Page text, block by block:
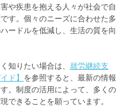
や疾患を抱える人々が社会で自
す。個々のニーズに合わせた多
ードルを低減し、生活の質を向
知りたい場合は、 就労継続支
ド】 を参照すると、最新の情報
。制度の活用によって、多くの
できることを願っています。